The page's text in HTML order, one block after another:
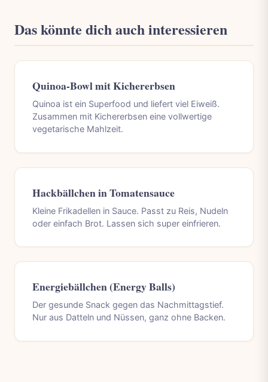
Das könnte dich auch interessieren
Quinoa-Bowl mit Kichererbsen
Quinoa ist ein Superfood und liefert viel Eiweiß.
Zusammen mit Kichererbsen eine vollwertige
vegetarische Mahlzeit.
Hackbällchen in Tomatensauce
Kleine Frikadellen in Sauce. Passt zu Reis, Nudeln
oder einfach Brot. Lassen sich super einfrieren.
Energiebällchen (Energy Balls)
Der gesunde Snack gegen das Nachmittagstief.
Nur aus Datteln und Nüssen, ganz ohne Backen.